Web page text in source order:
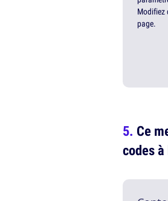
Modifiez
page.
Ce
codes